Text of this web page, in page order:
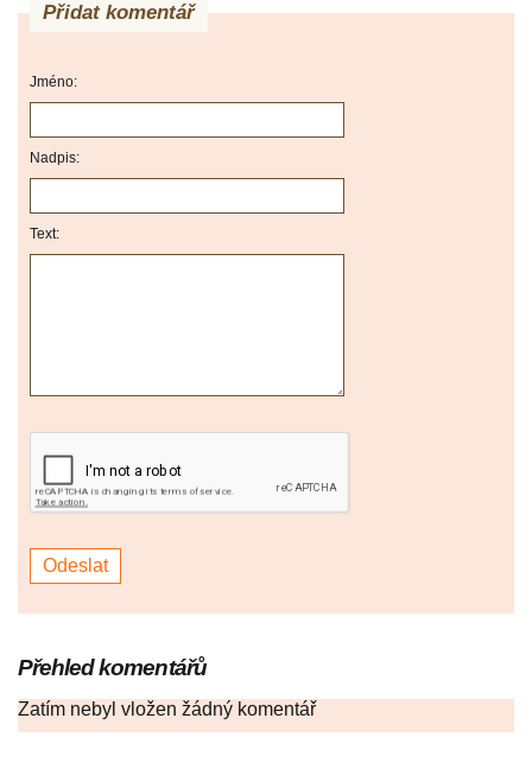
Přidat komentář
Jméno:
Nadpis:
Text:
Přehled komentářů
Zatím nebyl vložen žádný komentář